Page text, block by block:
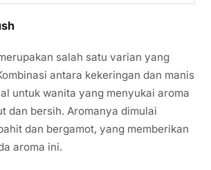
salah satu varian yang
antara kekeringan dan manis
untuk wanita yang menyukai aroma
dan bersih. Aromanya dimulai
dan bergamot, yang memberikan
aroma ini.